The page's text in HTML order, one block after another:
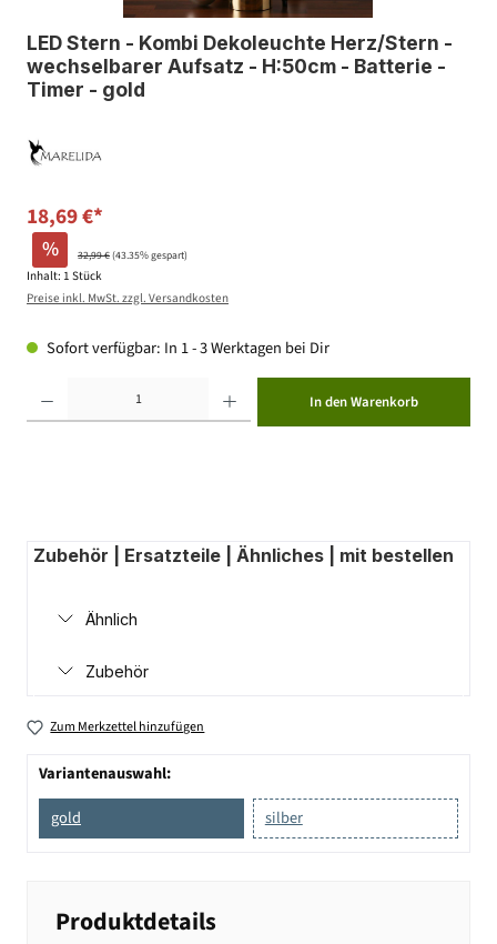
LED Stern - Kombi Dekoleuchte Herz/Stern -
wechselbarer Aufsatz - H:50cm - Batterie -
Timer - gold
18,69 €*
% 32,99 €(43.35% gespart)
Inhalt: 1 Stück
Preise inkl. MwSt. zzgl. Versandkosten
Sofort verfügbar: In 1 - 3 Werktagen bei Dir
In den Warenkorb
Zubehör | Ersatzteile | Ähnliches | mit bestellen
Ähnlich
Zubehör
Zum Merkzettel hinzufügen
Variantenauswahl:
gold
silber
Produktdetails